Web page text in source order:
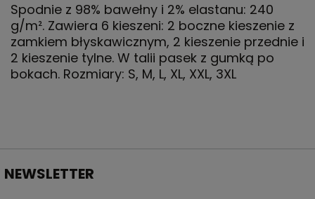
Spodnie z 98% bawełny i 2% elastanu: 240
g/m². Zawiera 6 kieszeni: 2 boczne kieszenie z
zamkiem błyskawicznym, 2 kieszenie przednie i
2 kieszenie tylne. W talii pasek z gumką po
bokach. Rozmiary: S, M, L, XL, XXL, 3XL
NEWSLETTER